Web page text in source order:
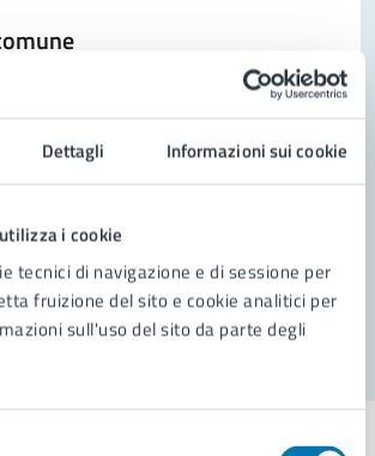
Dettagli Informazioni sui cookie
i cookie
tecnici di navigazione e di sessione per
fruizione del sito e cookie analitici per
sull'uso del sito da parte degli